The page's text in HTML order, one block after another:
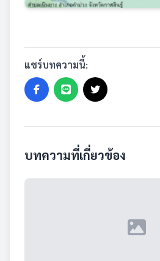
แชร์บทความนี้:
บทความที่เกี่ยวข้อง